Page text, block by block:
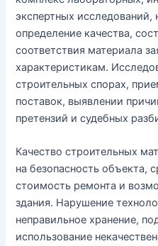
экспертных исследований,
определение качества,
соответствия материала
характеристикам.
строительных спорах,
поставок, выявлении
претензий и судебных
Качество строительных
на безопасность объекта,
стоимость ремонта и
здания. Нарушение
неправильное хранение,
использование